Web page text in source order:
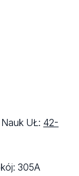
UŁ: 42-
305A